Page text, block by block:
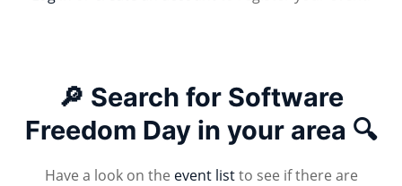
🔎 Search for Software
Freedom Day in your area 🔍
Have a look on the event listto see if there are